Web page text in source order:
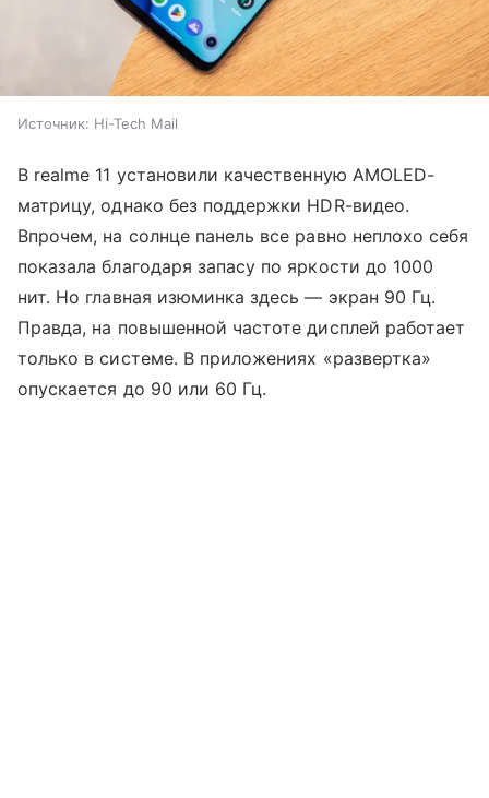
Источник: Hi-Tech Mail
В realme 11 установили качественную AMOLED-
матрицу, однако без поддержки HDR-видео.
Впрочем, на солнце панель все равно неплохо себя
показала благодаря запасу по яркости до 1000
нит. Но главная изюминка здесь — экран 90 Гц.
Правда, на повышенной частоте дисплей работает
только в системе. В приложениях «развертка»
опускается до 90 или 60 Гц.